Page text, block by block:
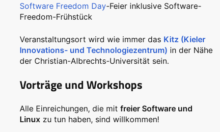
Software Freedom Day-Feier inklusive Software-
Freedom-Frühstück
Veranstaltungsort wird wie immer das Kitz (Kieler
Innovations- und Technologiezentrum) in der Nähe
der Christian-Albrechts-Universität sein.
Vorträge und Workshops
Alle Einreichungen, die mit freier Software und
Linux zu tun haben, sind willkommen!